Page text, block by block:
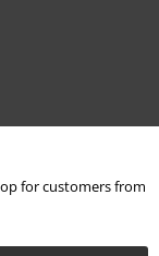
for customers from